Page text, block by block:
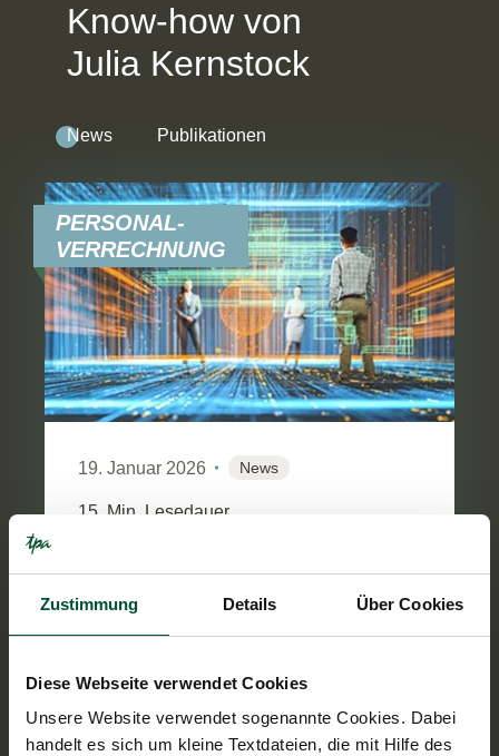
Zustimmung Details Über Cookies
Diese Webseite verwendet Cookies
Unsere Website verwendet sogenannte Cookies. Dabei
handelt es sich um kleine Textdateien, die mit Hilfe des
Know-how von
Julia Kernstock
News Publikationen
PERSONAL-
VERRECHNUNG
19. Januar 2026 News
15 Min. Lesedauer
Für 2026 ergeben sich in der
Anpassungen, die Arbeitgeber:innen in der
Personalverrechnung und in HR-
Prozessen berücksichtigen so...